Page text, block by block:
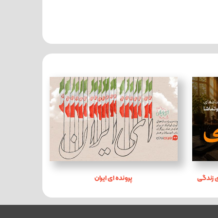
زندگی پرونده ای ایران